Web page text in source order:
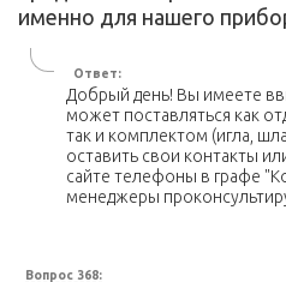
именно для нашего
Ответ:
Добрый день! Вы имеете
может поставляться как
так и комплектом (игла,
оставить свои контакты
сайте телефоны в графе
менеджеры
Вопрос 368: